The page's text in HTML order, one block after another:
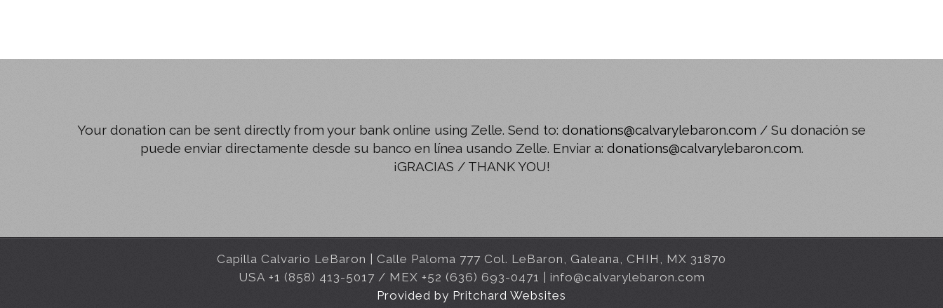
Your donation can be sent directly from your bank online using Zelle. Send to: donations@calvarylebaron.com / Su donación se
puede enviar directamente desde su banco en línea usando Zelle. Enviar a: donations@calvarylebaron.com.
¡GRACIAS / THANK YOU!
Capilla Calvario LeBaron | Calle Paloma 777 Col. LeBaron, Galeana, CHIH, MX 31870
USA +1 (858) 413-5017 / MEX +52 (636) 693-0471 | info@calvarylebaron.com
Provided by Pritchard Websites